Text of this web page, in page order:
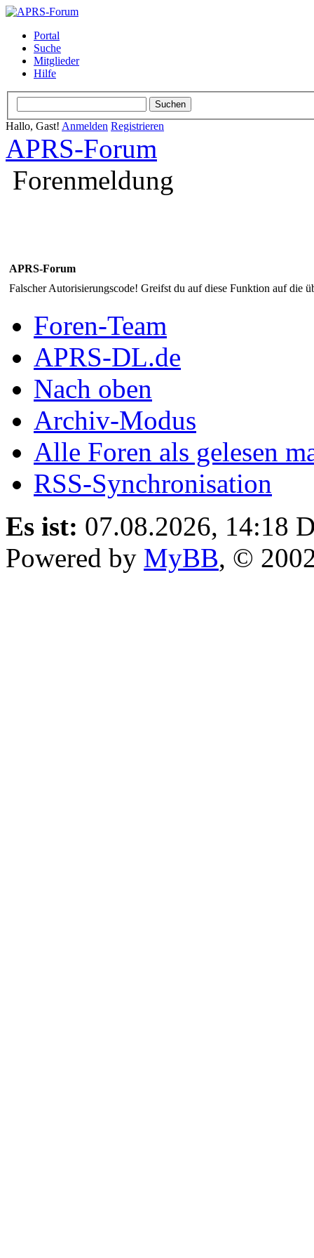
Portal
Suche
Mitglieder
Hilfe
Hallo, Gast! Anmelden Registrieren
APRS-Forum
Forenmeldung
APRS-Forum
Falscher Autorisierungscode! Greifst du auf diese Funktion auf die
Foren-Team
APRS-DL.de
Nach oben
Archiv-Modus
Alle Foren als gelesen
RSS-Synchronisation
Es ist: 07.08.2026, 14:18
Powered by MyBB, ©